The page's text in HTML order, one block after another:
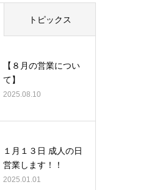
トピックス
【８月の営業につい
て】
2025.08.10
１月１３日 成人の日
営業します！！
2025.01.01